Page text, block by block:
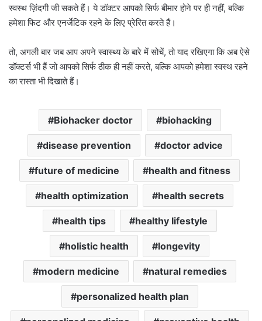
स्वस्थ ज़िंदगी जी सकते हैं। ये डॉक्टर आपको सिर्फ बीमार होने पर ही नहीं, बल्कि
हमेशा फिट और एनर्जेटिक रहने के लिए प्रेरित करते हैं।
तो, अगली बार जब आप अपने स्वास्थ्य के बारे में सोचें, तो याद रखिएगा कि अब ऐसे
डॉक्टर्स भी हैं जो आपको सिर्फ ठीक ही नहीं करते, बल्कि आपको हमेशा स्वस्थ रहने
का रास्ता भी दिखाते हैं।
Biohacker doctor biohacking
disease prevention doctor advice
future of medicine health and fitness
health optimization health secrets
health tips healthy lifestyle
holistic health longevity
modern medicine natural remedies
personalized health plan